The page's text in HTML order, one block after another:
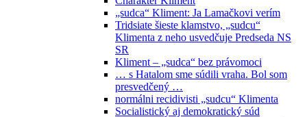
„sudca“ Kliment: Ja Lamačkovi verím
Tridsiate šieste klamstvo, „sudcu“
Klimenta z neho usvedčuje Predseda NS
SR
Kliment – „sudca“ bez právomoci
… s Hatalom sme súdili vraha. Bol som
presvedčený …
normálni recidivisti „sudcu“ Klimenta
Socialistický aj demokratický súd